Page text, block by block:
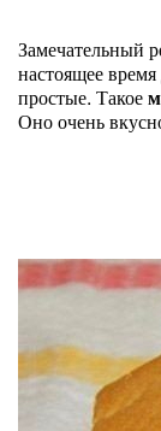
Замечательный
настоящее
простые. Такое
Оно очень